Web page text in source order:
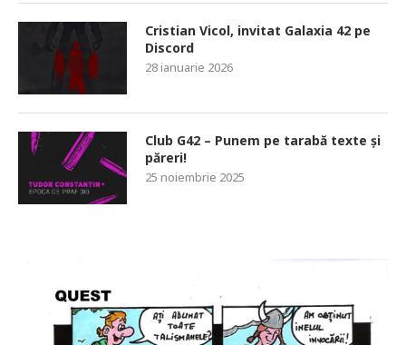
Cristian Vicol, invitat Galaxia 42 pe
Discord
28 ianuarie 2026
Club G42 – Punem pe tarabă texte și
păreri!
25 noiembrie 2025